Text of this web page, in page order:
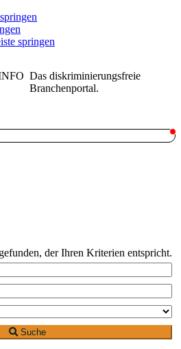
springen
Das diskriminierungsfreie
Branchenportal.
der Ihren Kriterien entspricht.
Suche